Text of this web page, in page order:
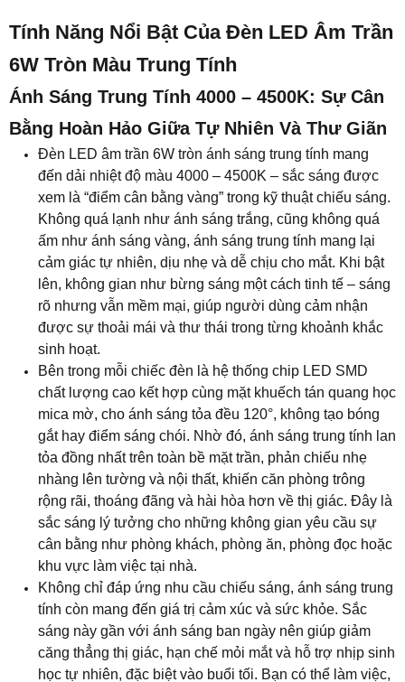
cảm giác tự nhiên, dịu nhẹ và dễ chịu cho mắt. Khi bật
lên, không gian như bừng sáng một cách tinh tế – sáng
rõ nhưng vẫn mềm mại, giúp người dùng cảm nhận
được sự thoải mái và thư thái trong từng khoảnh khắc
sinh hoạt.
Bên trong mỗi chiếc đèn là hệ thống chip LED SMD
chất lượng cao kết hợp cùng mặt khuếch tán quang học
mica mờ, cho ánh sáng tỏa đều 120°, không tạo bóng
gắt hay điểm sáng chói. Nhờ đó, ánh sáng trung tính lan
tỏa đồng nhất trên toàn bề mặt trần, phản chiếu nhẹ
nhàng lên tường và nội thất, khiến căn phòng trông
rộng rãi, thoáng đãng và hài hòa hơn về thị giác. Đây là
sắc sáng lý tưởng cho những không gian yêu cầu sự
cân bằng như phòng khách, phòng ăn, phòng đọc hoặc
khu vực làm việc tại nhà.
Không chỉ đáp ứng nhu cầu chiếu sáng, ánh sáng trung
tính còn mang đến giá trị cảm xúc và sức khỏe. Sắc
sáng này gần với ánh sáng ban ngày nên giúp giảm
căng thẳng thị giác, hạn chế mỏi mắt và hỗ trợ nhịp sinh
học tự nhiên, đặc biệt vào buổi tối. Bạn có thể làm việc,
trò chuyện hay đọc sách lâu hơn mà vẫn cảm thấy dễ
chịu, không bị “gắt” hay “vàng” quá mức.
Ánh sáng ấy không chỉ đơn thuần để soi sáng, mà còn
để tạo bầu không khí – nơi mỗi góc nhỏ đều trở nên
sống động và gần gũi. Sự hiện diện của
đèn LED âm
ánh sáng trung tính chính là sự giao thoa hoàn hảo
giữa công nghệ và cảm xúc, giúp ngôi nhà luôn rạng rỡ,
thanh thoát và mang hơi thở của sự hiện đại, tinh tế
trong từng đường nét.